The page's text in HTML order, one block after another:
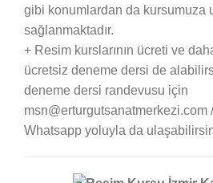
gibi konumlardan da kursumuza
sağlanmaktadır.
+ Resim kurslarının ücreti ve
ücretsiz deneme dersi de
deneme dersi randevusu için
msn@erturgutsanatmerkezi.com
Whatsapp yoluyla da